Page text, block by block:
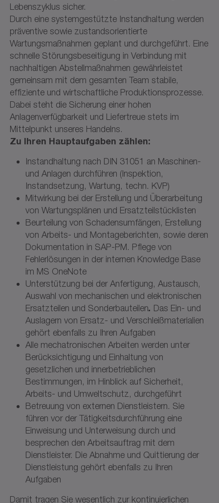
Lebenszyklus sicher.
Durch eine systemgestützte Instandhaltung werden
präventive sowie zustandsorientierte
Wartungsmaßnahmen geplant und durchgeführt. Eine
schnelle Störungsbeseitigung in Verbindung mit
nachhaltigen Abstellmaßnahmen gewährleistet
gemeinsam mit dem gesamten Team stabile,
effiziente und wirtschaftliche Produktionsprozesse.
Dabei steht die Sicherung einer hohen
Anlagenverfügbarkeit und Liefertreue stets im
Mittelpunkt unseres Handelns.
Zu Ihren Hauptaufgaben zählen:
Instandhaltung nach DIN 31051 an Maschinen-
und Anlagen durchführen (Inspektion,
Instandsetzung, Wartung, techn. KVP)
Mitwirkung bei der Erstellung und Überarbeitung
von Wartungsplänen und Ersatzteilstücklisten
Beurteilung von Schadensumfängen, Erstellung
von Arbeits- und Montageberichten, sowie deren
Dokumentation in SAP-PM. Pflege von
Fehlerlösungen in der internen Knowledge Base
im MS OneNote
Unterstützung bei der Anfertigung, Austausch,
Auswahl von mechanischen und elektronischen
Ersatzteilen und Sonderbauteilen. Das Ein- und
Auslagern von Ersatz- und Verschleißmaterialien
gehört ebenfalls zu Ihren Aufgaben
Alle mechatronischen Arbeiten werden unter
Berücksichtigung und Einhaltung von
gesetzlichen und innerbetrieblichen
Bestimmungen, im Hinblick auf Sicherheit,
Arbeits- und Umweltschutz, durchgeführt
Betreuung von externen Dienstleistern. Sie
führen vor der Tätigkeitsdurchführung eine
Einweisung und Unterweisung durch und
besprechen den Arbeitsauftrag mit dem
Dienstleister. Die Abnahme und Quittierung der
Dienstleistung gehört ebenfalls zu Ihren
Aufgaben
Damit tragen Sie wesentlich zur kontinuierlichen